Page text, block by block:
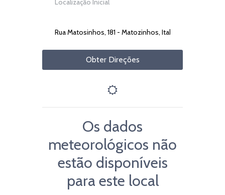
Obter Direções
Os dados
meteorológicos não
estão disponíveis
para este local